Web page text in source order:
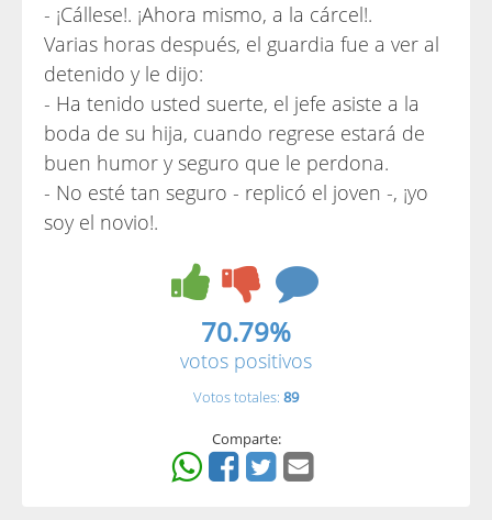
- ¡Cállese!. ¡Ahora mismo, a la cárcel!.
Varias horas después, el guardia fue a ver al
detenido y le dijo:
- Ha tenido usted suerte, el jefe asiste a la
boda de su hija, cuando regrese estará de
buen humor y seguro que le perdona.
- No esté tan seguro - replicó el joven -, ¡yo
soy el novio!.
70.79%
votos positivos
Votos totales: 89
Comparte: